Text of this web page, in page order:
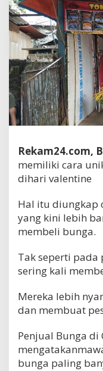
Rekam24.com,
memiliki cara
dihari valentine
Hal itu diungkap
yang kini lebih
membeli bunga.
Tak seperti pada
sering kali
Mereka lebih
dan membuat
Penjual Bunga di
bunga paling